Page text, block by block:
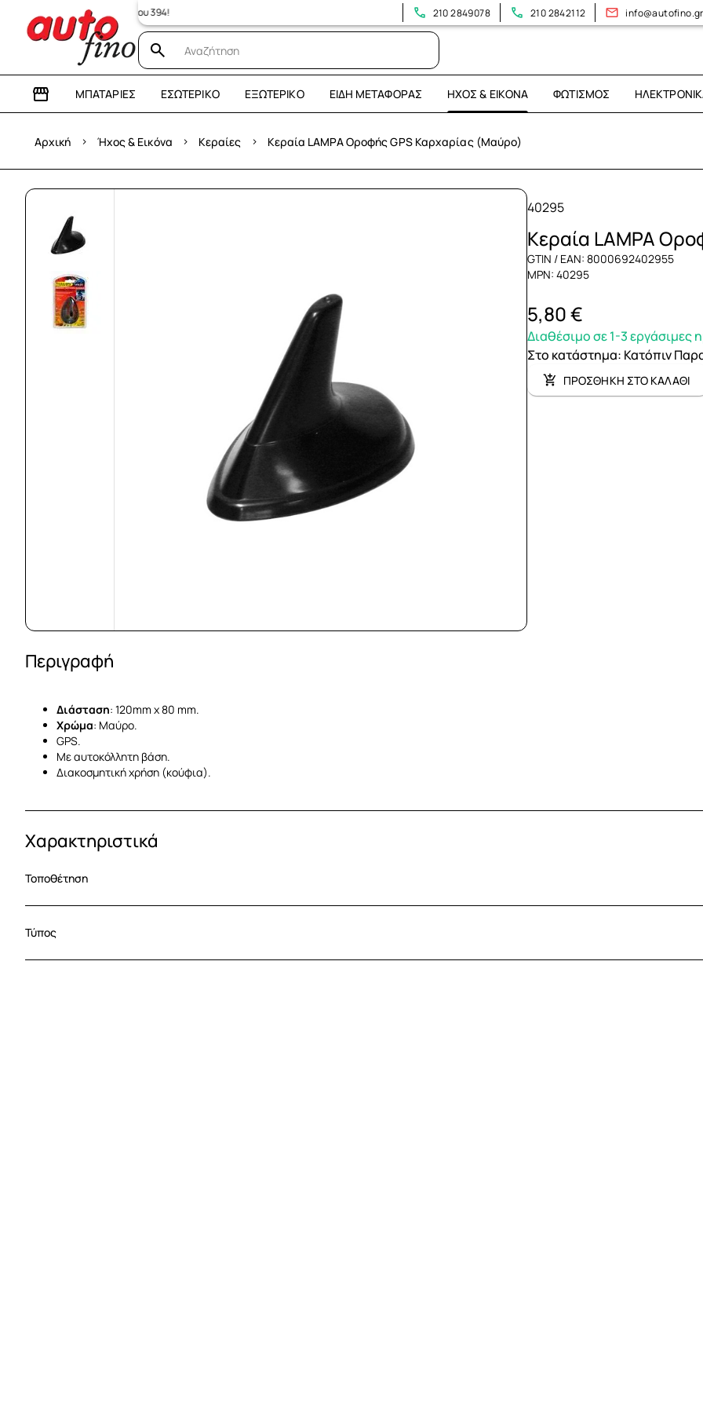
Επισκεφτείτε το νέο μας κατάστημα: Λεωφόρος Ηρακλείου 394!
210 2849078 210 2842112 info@autofino.gr
ΜΠΑΤΑΡΊΕΣ ΕΣΩΤΕΡΙΚΌ ΕΞΩΤΕΡΙΚΌ ΕΊΔΗ ΜΕΤΑΦΟΡΆΣ ΉΧΟΣ & ΕΙΚΌΝΑ ΦΩΤΙΣΜΌΣ
Αρχική › Ήχος & Εικόνα › Κεραίες › Κεραία LAMPA Οροφής GPS Καρχαρίας (Μαύρο)
40295
Κεραία LAMPA
GTIN / EAN: 8000692402955
MPN: 40295
5,80 €
Διαθέσιμο σε 1-3 εργάσιμες
Στο κατάστημα: Κατόπιν
ΠΡΟΣΘΗΚΗ ΣΤΟ ΚΑΛΑΘΙ
Περιγραφή
Διάσταση: 120mm x 80 mm.
Χρώμα: Μαύρο.
GPS.
Με αυτοκόλλητη βάση.
Διακοσμητική χρήση (κούφια).
Χαρακτηριστικά
Τοποθέτηση
Τύπος